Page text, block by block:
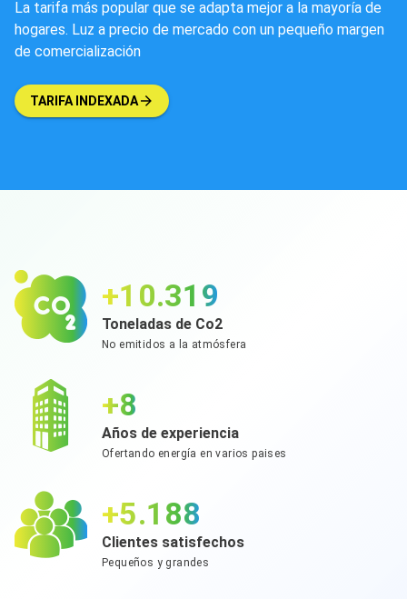
La tarifa más popular que se adapta mejor a la mayoría de
hogares. Luz a precio de mercado con un pequeño margen
de comercialización
TARIFA INDEXADA
+11.344
Toneladas de Co2
No emitidos a la atmósfera
+9
Años de experiencia
Ofertando energía en varios paises
+5.703
Clientes satisfechos
Pequeños y grandes